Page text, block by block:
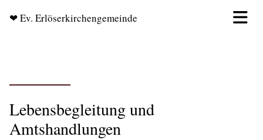
❤ Ev. Erlöserkirchengemeinde
Lebensbegleitung und
Amtshandlungen